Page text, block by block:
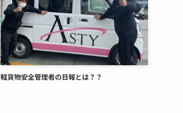
軽貨物安全管理者の日報とは？？